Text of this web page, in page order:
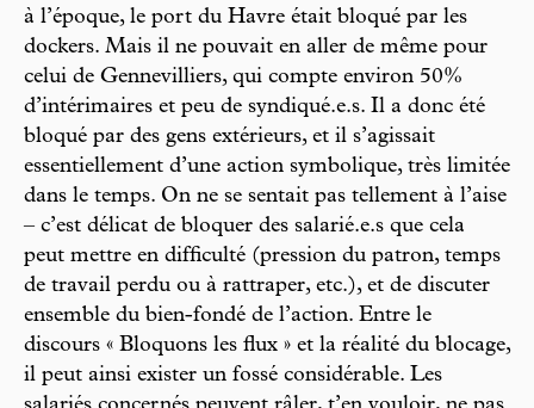
à l’époque, le port du Havre était bloqué par les
dockers. Mais il ne pouvait en aller de même pour
celui de Gennevilliers, qui compte environ 50%
d’intérimaires et peu de syndiqué.e.s. Il a donc été
bloqué par des gens extérieurs, et il s’agissait
essentiellement d’une action symbolique, très limitée
dans le temps. On ne se sentait pas tellement à l’aise
– c’est délicat de bloquer des salarié.e.s que cela
peut mettre en difficulté (pression du patron, temps
de travail perdu ou à rattraper, etc.), et de discuter
ensemble du bien-fondé de l’action. Entre le
discours « Bloquons les flux » et la réalité du blocage,
il peut ainsi exister un fossé considérable. Les